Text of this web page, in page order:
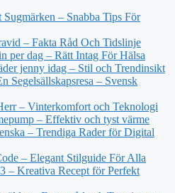
– Snabba Tips För
– Fakta Råd Och Tidslinje
per dag – Rätt Intag För Hälsa
jenny idag – Stil och Trendinsikt
Segelsällskapsresa – Svensk
– Vinterkomfort och Teknologi
– Effektiv och tyst värme
– Trendiga Rader för Digital
– Elegant Stilguide För Alla
– Kreativa Recept för Perfekt